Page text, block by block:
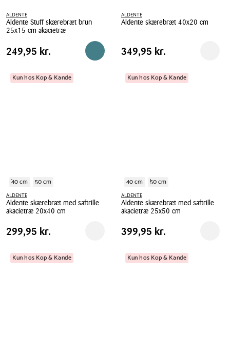
ALDENTE
Aldente Stuff skærebræt brun
25x15 cm akacietræ
Aldente
Stuff
brun
Pris
Pris 249,95 kr.
249,95 kr. Reservér i butik
ALDENTE
Aldente skærebræt 40x20 cm
skærebræt
40x20
Pris
Pris 349,95 kr.
349,95 kr.
Kun hos Kop & Kande
40 cm 50 cm
ALDENTE
Aldente skærebræt med saftrille
akacietræ 20x40 cm
Aldente
skærebræt
saftrille
Pris
Pris 299,95 kr.
299,95 kr. Reservér i butik
Kun hos Kop & Kande
40 cm 50 cm
ALDENTE
Aldente skærebræt med saftrille
akacietræ 25x50 cm
Aldente
skærebræt
saftrille
Pris
Pris 399,95 kr.
399,95 kr.
Kun hos Kop & Kande Kun hos Kop & Kande